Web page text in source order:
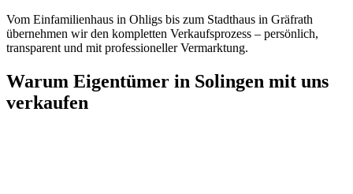
Vom Einfamilienhaus in Ohligs bis zum Stadthaus in Gräfrath
übernehmen wir den kompletten Verkaufsprozess – persönlich,
transparent und mit professioneller Vermarktung.
Warum Eigentümer in Solingen mit uns
verkaufen